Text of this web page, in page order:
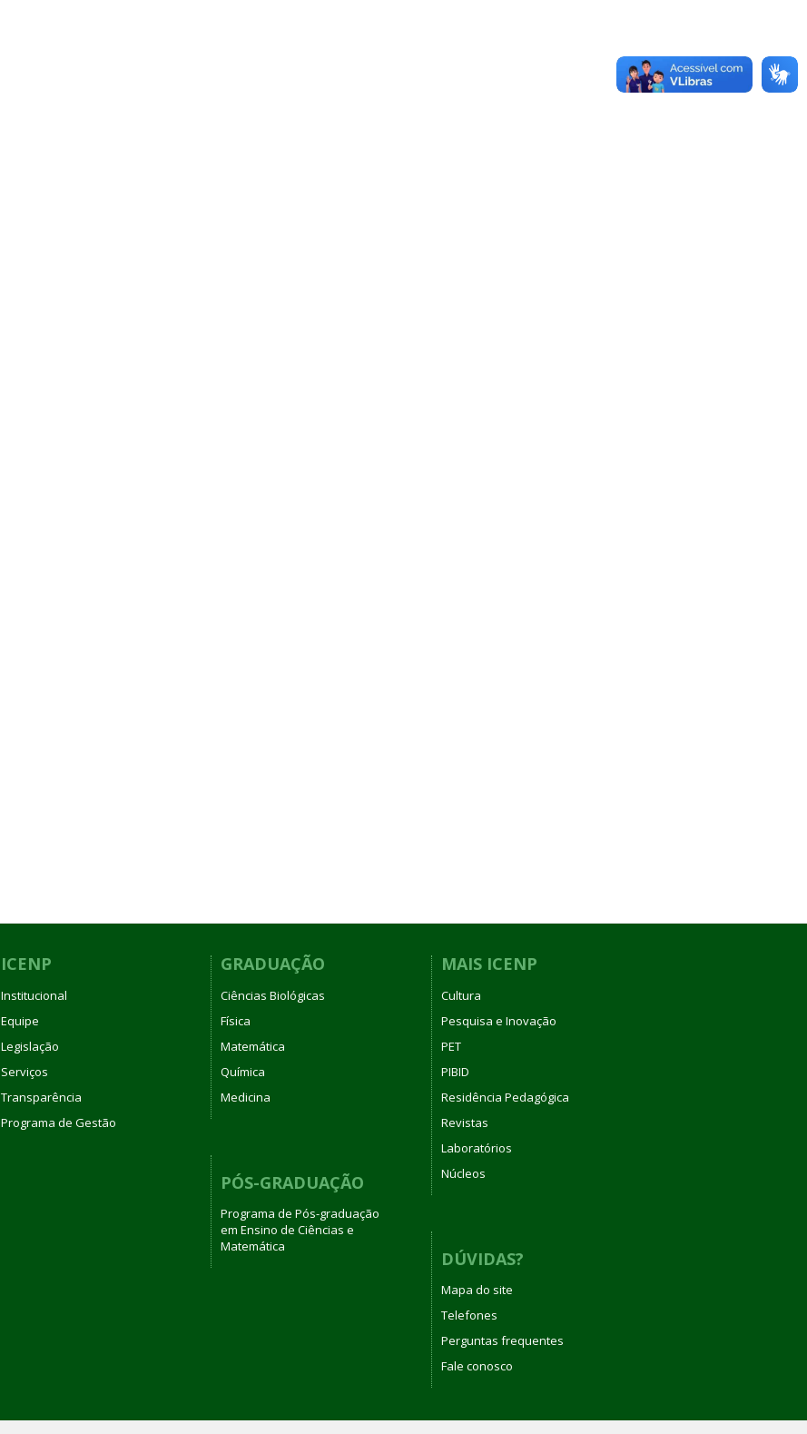
ICENP
Institucional
Equipe
Legislação
Serviços
Transparência
Programa de Gestão
GRADUAÇÃO
Ciências Biológicas
Física
Matemática
Química
Medicina
PÓS-GRADUAÇÃO
Programa de Pós-graduação
em Ensino de Ciências e
Matemática
MAIS ICENP
Cultura
Pesquisa e Inovação
PET
PIBID
Residência Pedagógica
Revistas
Laboratórios
Núcleos
DÚVIDAS?
Mapa do site
Telefones
Perguntas frequentes
Fale conosco